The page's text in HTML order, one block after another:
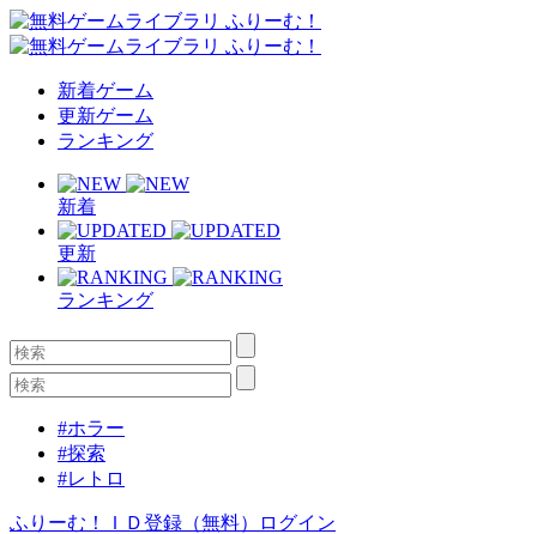
新着ゲーム
更新ゲーム
ランキング
新着
更新
ランキング
#ホラー
#探索
#レトロ
ふりーむ！ＩＤ登録（無料） ログイン